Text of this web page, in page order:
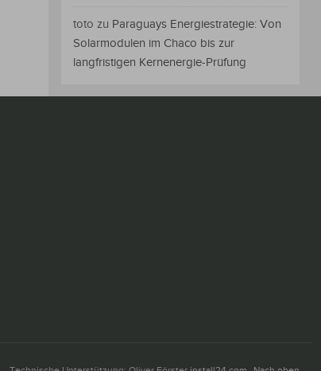
toto zu Paraguays Energiestrategie: Von
Solarmodulen im Chaco bis zur
langfristigen Kernenergie-Prüfung